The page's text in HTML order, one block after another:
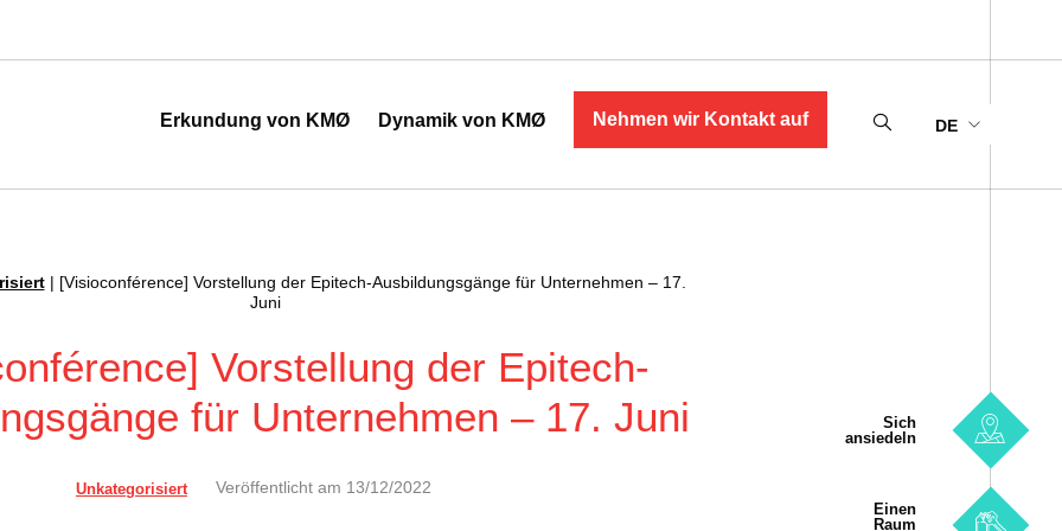
Erkundung von KMØ Dynamik von KMØ Nehmen wir Kontakt auf DE
| [Visioconférence] Vorstellung der Epitech-Ausbildungsgänge für Unternehmen – 17.
Juni
Vorstellung der Epitech-
für Unternehmen – 17. Juni
Unkategorisiert Veröffentlicht am 13/12/2022
Sich
ansiedeln
Einen
Raum